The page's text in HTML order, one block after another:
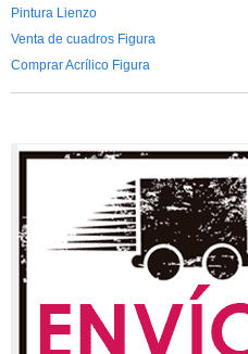
Pintura Lienzo
Venta de cuadros Figura
Comprar Acrílico Figura